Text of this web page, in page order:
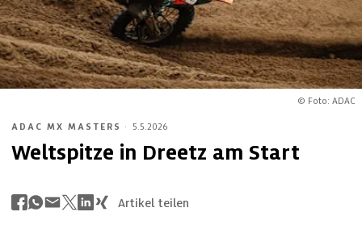
© Foto: ADAC
ADAC MX MASTERS · 5.5.2026
Weltspitze in Dreetz am Start
Artikel teilen